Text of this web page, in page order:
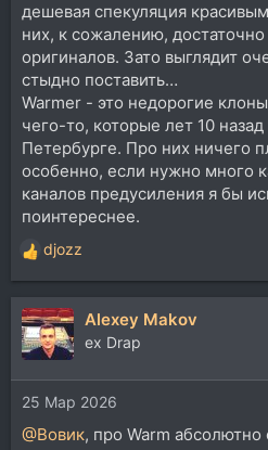
дешевая спекуляция
них, к сожалению, достаточно
оригиналов. Зато выглядит
стыдно поставить…
Warmer - это недорогие
чего-то, которые лет 10
Петербурге. Про них ничего
особенно, если нужно много
каналов предусиления я бы
поинтереснее.
Р
е
а
к
ц
и
и
:
djozz
Alexey Makov
ex Drap
25 Мар 2026
@Вовик, про Warm абсолютно